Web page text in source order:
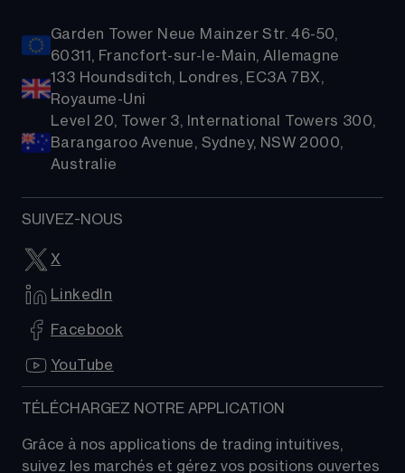
Garden Tower Neue Mainzer Str. 46-50,
60311, Francfort-sur-le-Main, Allemagne
133 Houndsditch, Londres, EC3A 7BX,
Royaume-Uni
Level 20, Tower 3, International Towers 300,
Barangaroo Avenue, Sydney, NSW 2000,
Australie
SUIVEZ-NOUS
X
LinkedIn
Facebook
YouTube
TÉLÉCHARGEZ NOTRE APPLICATION
Grâce à nos applications de trading intuitives,
suivez les marchés et gérez vos positions ouvertes